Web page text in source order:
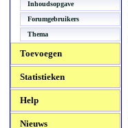
Inhoudsopgave
Forumgebruikers
Thema
Toevoegen
Statistieken
Help
Nieuws